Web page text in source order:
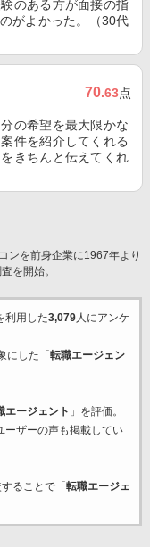
のある方が面接の指
がよかった。（30代
70.63点
の希望を最大限かな
件を紹介してくれる
きちんと伝えてくれ
ンを前身企業に1967年より
を開始。
利用した3,079人にアンケ
にした「 転職エージェン
エージェント 」を評価。
ーザーの声も掲載してい
ることで「 転職エージェ